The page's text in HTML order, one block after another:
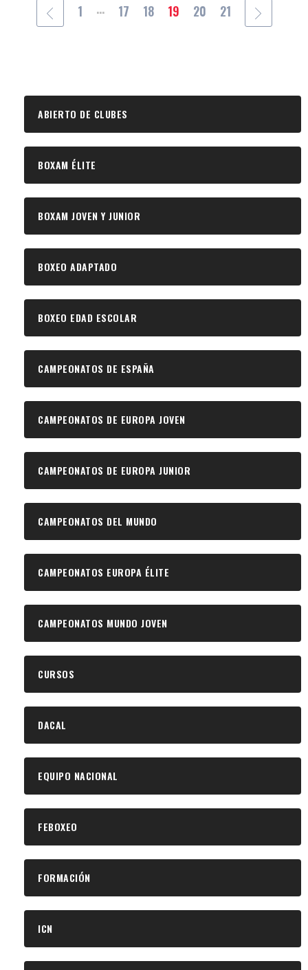
1 ... 17 18 19 20 21
ABIERTO DE CLUBES
BOXAM ÉLITE
BOXAM JOVEN Y JUNIOR
BOXEO ADAPTADO
BOXEO EDAD ESCOLAR
CAMPEONATOS DE ESPAÑA
CAMPEONATOS DE EUROPA JOVEN
CAMPEONATOS DE EUROPA JUNIOR
CAMPEONATOS DEL MUNDO
CAMPEONATOS EUROPA ÉLITE
CAMPEONATOS MUNDO JOVEN
CURSOS
DACAL
EQUIPO NACIONAL
FEBOXEO
FORMACIÓN
ICN